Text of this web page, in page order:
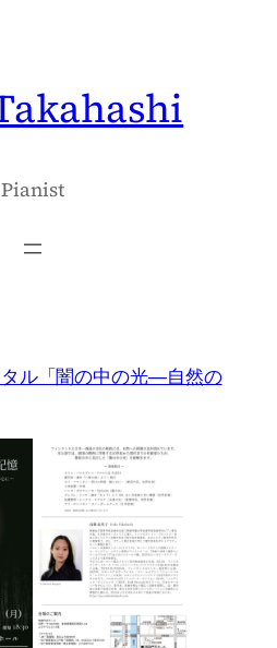
Pianist
ル「闇の中の光―自然の